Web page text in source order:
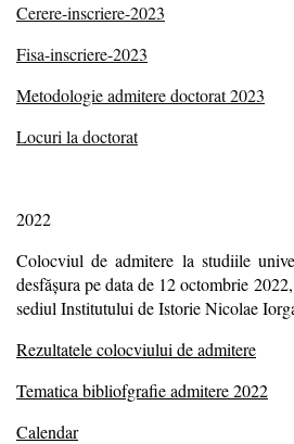
Cerere-inscriere-2023
Fisa-inscriere-2023
Metodologie admitere doctorat 2023
Locuri la doctorat
2022
Colocviul de admitere la studiile
desfăşura pe data de 12 octombrie
sediul Institutului de Istorie Nicolae
Rezultatele colocviului de admitere
Tematica bibliofgrafie admitere 2022
Calendar